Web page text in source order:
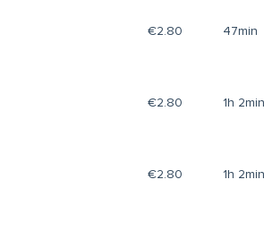
€2.80 47min
€2.80 1h
€2.80 1h